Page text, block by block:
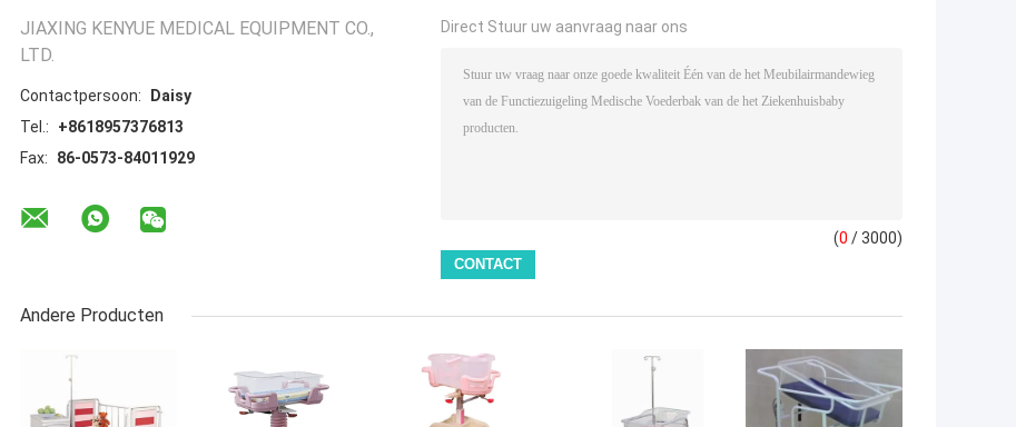
JIAXING KENYUE MEDICAL EQUIPMENT CO.,
LTD.
Contactpersoon:
Daisy
Tel.:
+8618957376813
Fax:
86-0573-84011929
Direct Stuur uw aanvraag naar ons
(0 / 3000)
Andere Producten